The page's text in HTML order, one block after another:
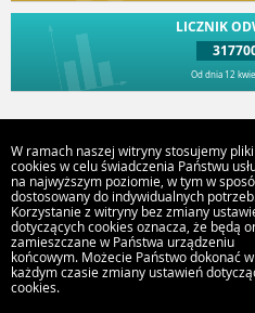
LICZNIK
Od dnia 12
Urząd Gminy i
Plac Wolności 16,
W ramach naszej witryny stosujemy pliki
cookies w celu świadczenia Państwu
na najwyższym poziomie, w tym w
dostosowany do indywidualnych
Korzystanie z witryny bez zmiany
dotyczących cookies oznacza, że będą
zamieszczane w Państwa urządzeniu
końcowym. Możecie Państwo dokonać w
każdym czasie zmiany ustawień
cookies.